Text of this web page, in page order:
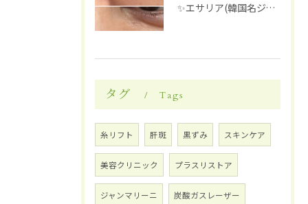
✨エサリア(韓国名ジュブアセル)導入します✨
タグ Tags
糸リフト 肝斑 黒ずみ スキンケア
美容クリニック プラスリストア
ジャンマリーニ 炭酸ガスレーザー